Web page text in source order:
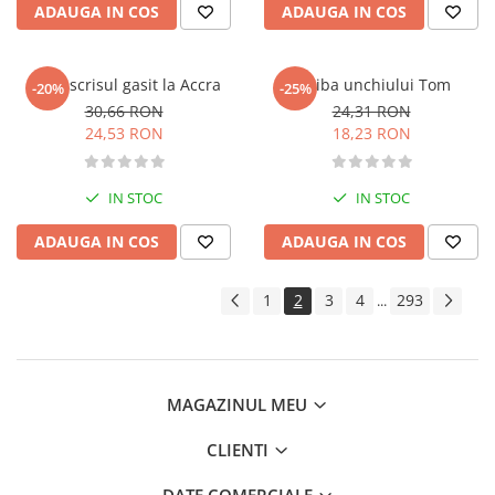
Istoria comunismului
Istorie
Istorie antica, medievala si
Istorie contemporana universala
Istorie sociala si culturala
Primul Razboi Mondial
Ghiduri de conversatie
Dezvoltare personala (familie)
ADAUGA IN COS ADAUGA IN COS
-20%
Manuscrisul gasit la Accra
30,66 RON
24,53 RON
IN STOC
ADAUGA IN COS
-25%
Coliba unchiului Tom
24,31 RON
18,23 RON
IN STOC
ADAUGA IN COS
1 2 3 4 ... 293
MAGAZINUL MEU
CLIENTI